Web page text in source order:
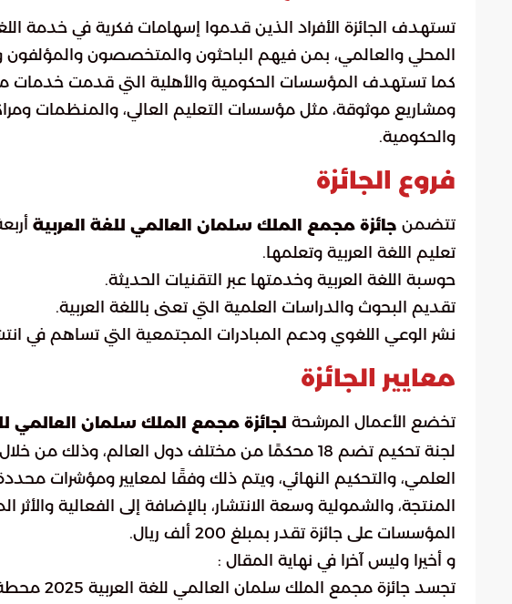
تستهدف الجائزة الأفراد الذين قدموا إسهامات فكرية في خدمة
المحلي والعالمي، بمن فيهم الباحثون والمتخصصون والمؤلفون
كما تستهدف المؤسسات الحكومية والأهلية التي قدمت خدمات
ومشاريع موثوقة، مثل مؤسسات التعليم العالي، والمنظمات
والحكومية.
فروع الجائزة
تتضمن جائزة مجمع الملك سلمان العالمي للغة العربية
تعليم اللغة العربية وتعلمها.
حوسبة اللغة العربية وخدمتها عبر التقنيات الحديثة.
تقديم البحوث والدراسات العلمية التي تعنى باللغة العربية.
نشر الوعي اللغوي ودعم المبادرات المجتمعية التي تساهم في
معايير الجائزة
تخضع الأعمال المرشحة لجائزة مجمع الملك سلمان العالمي للغة
لجنة تحكيم تضم 18 محكمًا من مختلف دول العالم،
العلمي، والتحكيم النهائي، ويتم ذلك وفقًا لمعايير ومؤشرات محددة،
المنتجة، والشمولية وسعة الانتشار، بالإضافة إلى الفعالية
المؤسسات على جائزة تقدر بمبلغ 200 ألف ريال.
و أخيرا وليس آخرا في نهاية المقال :
تجسد جائزة